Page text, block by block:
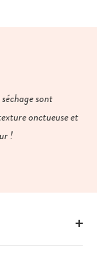
sont
onctueuse et
!